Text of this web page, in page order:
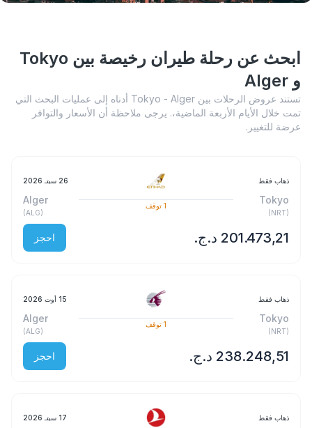
ابحث عن رحلة طيران رخيصة بين Tokyo
و Alger
تستند عروض الرحلات بين Tokyo - Alger أدناه إلى عمليات البحث التي
تمت خلال الأيام الأربعة الماضية،. يرجى ملاحظة أن الأسعار والتوافر
عرضة للتغيير.
ذهاب فقط 26 سبتـ 2026
Tokyo
(
NRT
)
1 توقف
Alger
(
ALG
)
احجز
ذهاب فقط 15 أوت 2026
Tokyo
(
NRT
)
1 توقف
Alger
(
ALG
)
احجز
ذهاب فقط 17 سبتـ 2026